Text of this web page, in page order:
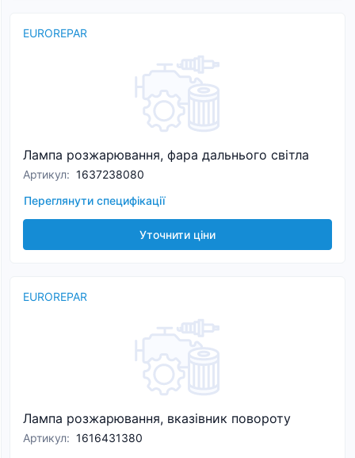
EUROREPAR
Лампа розжарювання, фара дальнього світла
Артикул: 1637238080
Переглянути специфікації
Уточнити ціни
EUROREPAR
Лампа розжарювання, вказівник повороту
Артикул: 1616431380